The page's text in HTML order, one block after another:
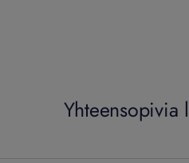
Yhteensopivia